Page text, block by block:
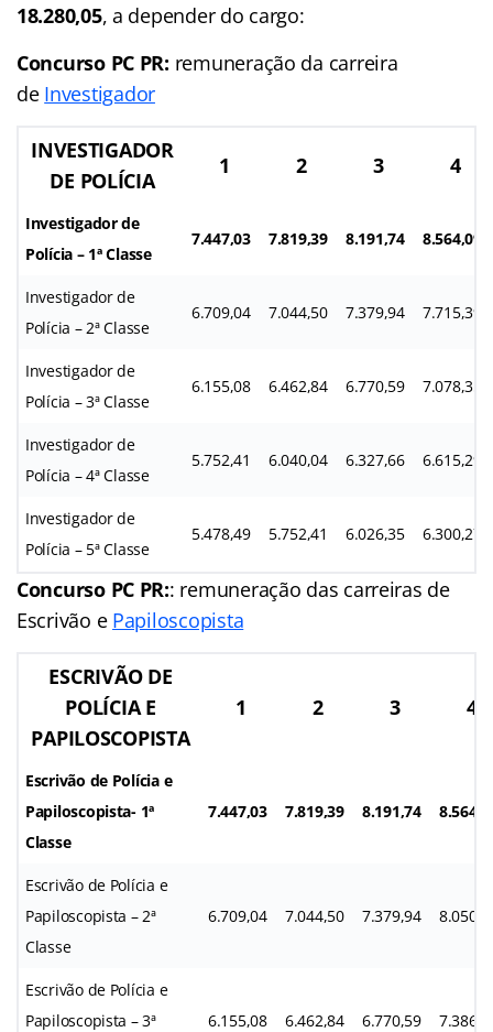
18.280,05, a depender do cargo:
Concurso PC PR: remuneração da carreira
de Investigador
INVESTIGADOR
DE POLÍCIA
1 2 3 4
Investigador de
Polícia – 1ª Classe
7.447,03 7.819,39 8.191,74 8.564,09
Investigador de
Polícia – 2ª Classe
6.709,04 7.044,50 7.379,94 7.715,39
Investigador de
Polícia – 3ª Classe
6.155,08 6.462,84 6.770,59 7.078,35
Investigador de
Polícia – 4ª Classe
5.752,41 6.040,04 6.327,66 6.615,29
Investigador de
Polícia – 5ª Classe
5.478,49 5.752,41 6.026,35 6.300,27
Concurso PC PR:: remuneração das carreiras de
Escrivão e Papiloscopista
ESCRIVÃO DE
POLÍCIA E
PAPILOSCOPISTA
1 2 3 4
Escrivão de Polícia e
Papiloscopista- 1ª
Classe
7.447,03 7.819,39 8.191,74
Escrivão de Polícia e
Papiloscopista – 2ª
Classe
6.709,04 7.044,50 7.379,94
Escrivão de Polícia e
Papiloscopista – 3ª
6.155,08 6.462,84 6.770,59